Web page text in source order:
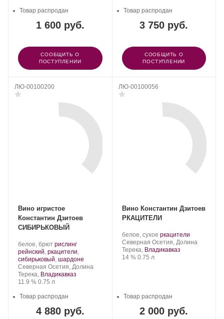
1 600 руб.
Товар распродан
СООБЩИТЬ О
ПОСТУПЛЕНИИ
3 750 руб.
Товар распродан
СООБЩИТЬ О
ПОСТУПЛЕНИИ
ЛЮ-00100200
Вино игристое
Константин Дзитоев
СИБИРЬКОВЫЙ
Производитель:
Константин
Дзитоев.
белое, брют .
Сорт
винограда:
рислинг
рейнский, ркацители,
сибирьковый, шардоне
Регион:
Северная Осетия, Долина
Терека, Владикавказ
Крепость
11.9 %. Объем
0.75 л
4 880 руб.
Товар распродан
ЛЮ-00100056
Вино Константин Дзитоев
РКАЦИТЕЛИ
Производитель:
Константин
Дзитоев.
белое, сухое .
Сорт
винограда:
ркацители.
Регион:
Северная Осетия, Долина
Терека, Владикавказ
Крепость
14 %. Объем
0.75 л
2 000 руб.
Товар распродан